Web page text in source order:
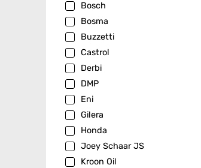
Bosch
Bosma
Buzzetti
Castrol
Derbi
DMP
Eni
Gilera
Honda
Joey Schaar JS
Kroon Oil